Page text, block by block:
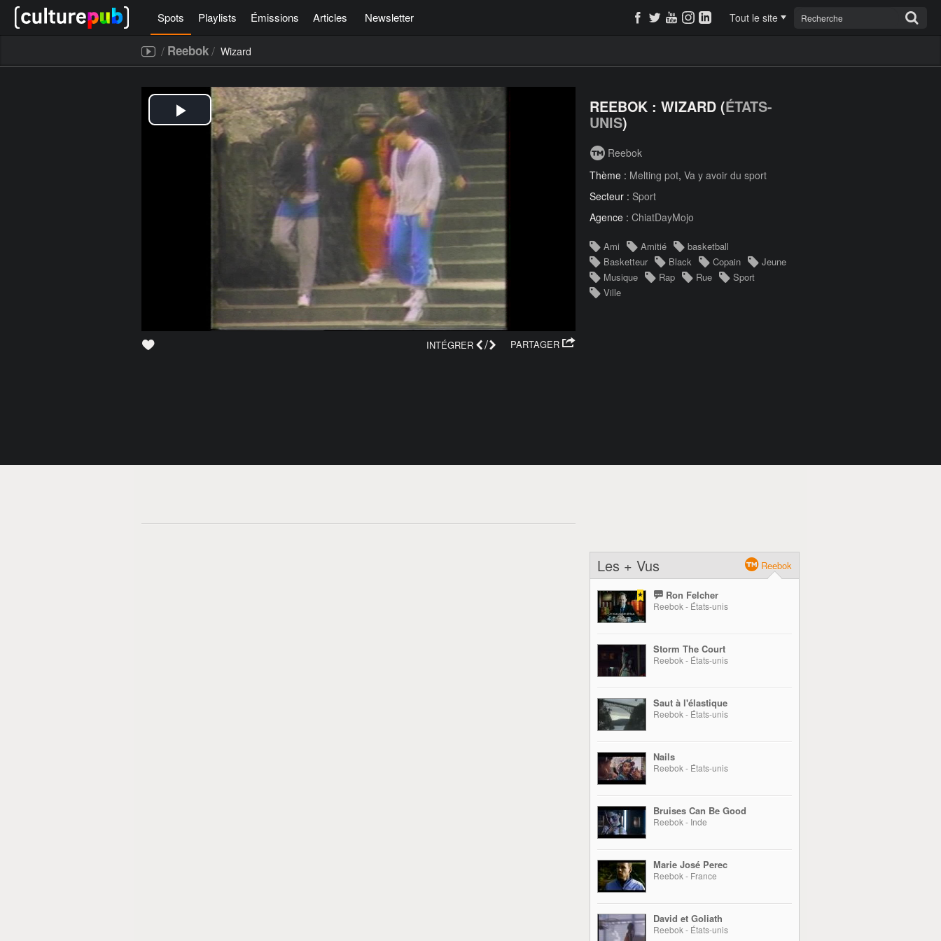
Spots Playlists Émissions Articles Newsletter Tout le site
/ Reebok/ Wizard
PARTAGER
INTÉGRER /
REEBOK : WIZARD (ÉTATS-
UNIS)
Reebok
Thème : Melting pot, Va y avoir du sport
Secteur : Sport
Agence : ChiatDayMojo
Ami Amitié
basketball
Basketteur
Black Copain
Jeune
Musique
Rap Rue
Sport
Ville
Les + Vus Reebok
Ron Felcher
Reebok - États-unis
Storm The Court
Reebok - États-unis
Saut à l'élastique
Reebok - États-unis
Nails
Reebok - États-unis
Bruises Can Be Good
Reebok - Inde
Marie José Perec
Reebok - France
David et Goliath
Reebok - États-unis